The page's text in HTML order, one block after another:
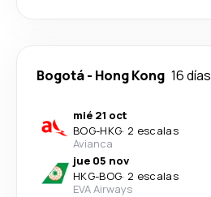
Bogotá- Hong Kong 16 días
mié 21 oct
BOG-HKG· 2 escalas
Avianca
jue 05 nov
HKG-BOG· 2 escalas
EVA Airways